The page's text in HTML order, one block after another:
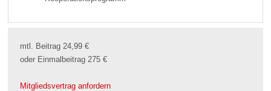
mtl. Beitrag 24,99 €
oder Einmalbeitrag 275 €
Mitgliedsvertrag anfordern